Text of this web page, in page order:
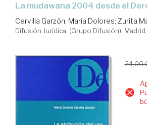
la mudawana 2004 desde el
Cervilla Garzón, María Dolores; Zurita
Difusión Jurídica. (Grupo Difusión).
24,00